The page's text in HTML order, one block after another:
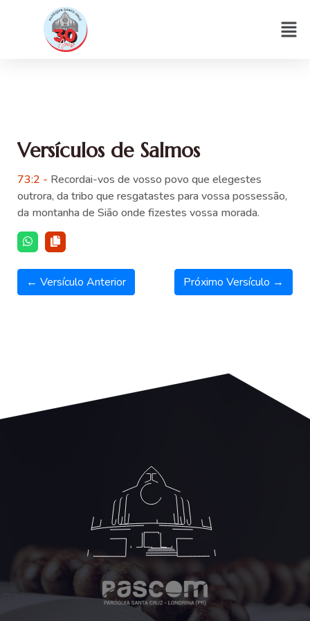
Versículos de Salmos
73:2 - Recordai-vos de vosso povo que elegestes
outrora, da tribo que resgatastes para vossa possessão,
da montanha de Sião onde fizestes vossa morada.
← Versículo Anterior Próximo Versículo →